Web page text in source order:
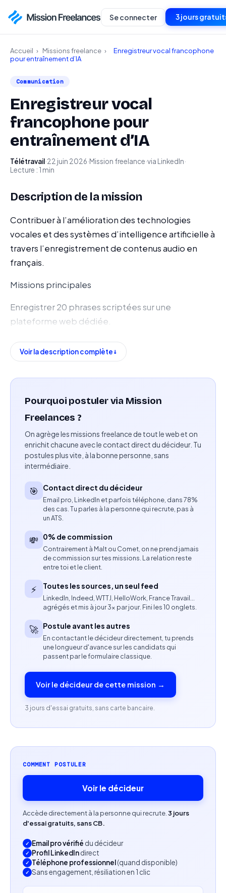
Se connecter 3 jours
Accueil › Missions freelance ›
Enregistreur vocal francophone
pour entraînement d’IA
Communication
Enregistreur vocal
francophone pour
entraînement d’IA
Télétravail·22 juin 2026·Mission freelance·via LinkedIn·
Lecture : 1 min
Description de la mission
Contribuer à l’amélioration des technologies
vocales et des systèmes d’intelligence artificielle à
travers l’enregistrement de contenus audio en
français.
Missions principales
Enregistrer 20 phrases scriptées sur une
plateforme web dédiée.
Lire les scripts de manière claire et naturelle en
français.
Respecter les consignes de qualité afin d’assurer la
enregistrements.
Livrer les enregistrements dans les délais impartis.
Compétences attendues
Bonne compréhension de l’anglais pour suivre les
consignes et les échanges liés à la mission.
Capacité à produire des enregistrements audio
clairs et de qualité.
Respect des procédures et des consignes de
production.
Profil recherché
Expérience ou aisance dans la lecture à voix haute.
Personne rigoureuse et autonome.
Disposer d’un environnement calme avec un
minimum de bruit ou d’écho.
Posséder un ordinateur portable ou de bureau
avec une connexion Internet stable.
Casque audio ou microphone externe
recommandé.
Voir la description complète
Pourquoi postuler via Mission
Freelances ?
On agrège les missions freelance de tout le web et on
enrichit chacune avec le contact direct du décideur. Tu
postules plus vite, à la bonne personne, sans
intermédiaire.
🎯 Contact direct du décideur
Email pro, LinkedIn et parfois téléphone, dans 78%
des cas. Tu parles à la personne qui recrute, pas à
un ATS.
💸 0% de commission
Contrairement à Malt ou Comet, on ne prend jamais
de commission sur tes missions. La relation reste
entre toi et le client.
⚡ Toutes les sources, un seul feed
LinkedIn, Indeed, WTTJ, HelloWork, France Travail…
agrégés et mis à jour 3× par jour. Fini les 10 onglets.
🚀 Postule avant les autres
En contactant le décideur directement, tu prends
une longueur d'avance sur les candidats qui
passent par le formulaire classique.
Voir le décideur de cette mission →
3 jours d'essai gratuits, sans carte bancaire.
COMMENT POSTULER
Voir le décideur
Accède directement à la personne qui recrute. 3 jours
d'essai gratuits, sans CB.
Email pro vérifié du décideur
Profil LinkedIndirect
Téléphone professionnel(quand disponible)
Sans engagement, résiliation en 1 clic